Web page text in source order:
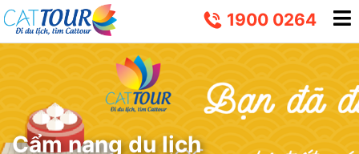
1900 0264
Cẩm nang du lịch